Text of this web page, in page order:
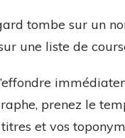
tombe sur un
une liste de
prenez le
et vos